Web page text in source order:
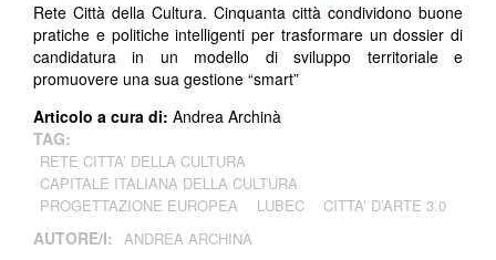
Rete Città della Cultura. Cinquanta città condividono buone
pratiche e politiche intelligenti per trasformare un dossier di
candidatura in un modello di sviluppo territoriale e
promuovere una sua gestione “smart”
Articolo a cura di: Andrea Archinà
TAG:
RETE CITTA’ DELLA CULTURA
CAPITALE ITALIANA DELLA CULTURA
PROGETTAZIONE EUROPEA
LUBEC CITTA’ D’ARTE 3.0
AUTORE/I: ANDREA ARCHINÀ